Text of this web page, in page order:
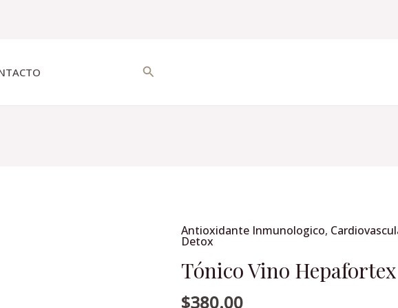
Buscar
Antioxidante Inmunologico,
Detox
Tónico Vino Hepafortex
$380.00
Tónico
Hepafortex
cantidad